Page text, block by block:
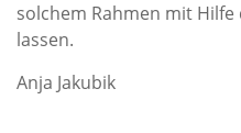
solchem Rahmen mit
lassen.
Anja Jakubik